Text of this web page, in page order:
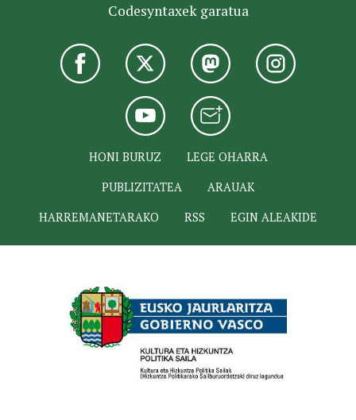
Codesyntaxek garatua
HONI BURUZ
LEGE OHARRA
PUBLIZITATEA
ARAUAK
HARREMANETARAKO
RSS EGIN ALEAKIDE